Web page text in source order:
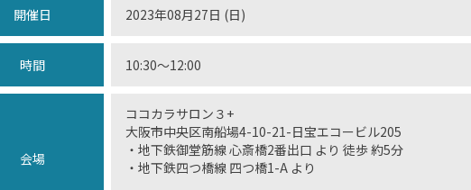
開催日 2023年08月27日 (日)
時間 10:30〜12:00
会場
ココカラサロン３+
大阪市中央区南船場4-10-21-日宝エコービル205
・地下鉄御堂筋線 心斎橋2番出口 より 徒歩 約5分
・地下鉄四つ橋線 四つ橋1-A より